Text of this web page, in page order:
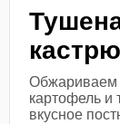
Обжариваем
картофель и
вкусное